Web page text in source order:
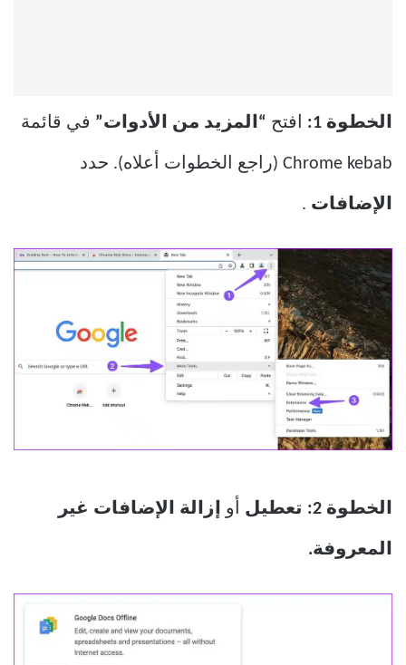
الخطوة 1: افتح “المزيد من الأدوات” في قائمة
Chrome kebab (راجع الخطوات أعلاه). حدد
الإضافات .
الخطوة 2: تعطيل أو إزالة الإضافات غير
المعروفة.